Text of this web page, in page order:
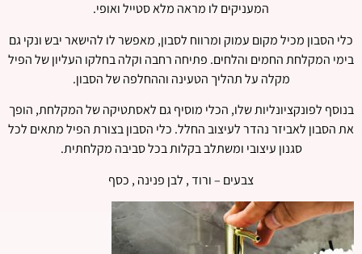
המעניקים לו מראה מלא סטייל ואופי.
כלי הסבון מכיל מקום עמוק ומרווח לסבון, מאפשר לו להישאר יבש ונקי גם
בימי המקלחת החמים והלחים. פתיחה רחבה וקלה בחלקו העליון של הפיל
מקלה על תהליך הטעינה וההחלפה של הסבון.
בנוסף לפונקציונליות שלו, הכלי מוסיף גם לאסתטיקה של המקלחת, הופך
את הסבון לאביזר נהדר לעיצוב החלל. כלי הסבון בצורת הפיל מתאים לכל
סגנון עיצובי ומשתלב בקלות בכל סביבה מקלחתית.
צבעים – ורוד , לבן פנינה , כסף